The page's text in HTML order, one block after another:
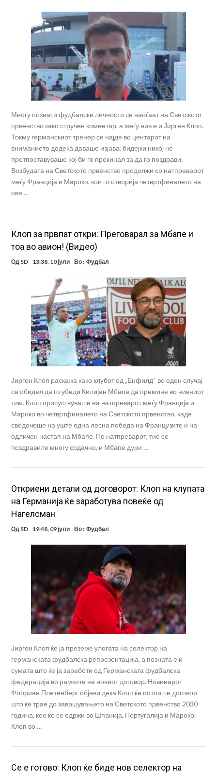
Многу познати фудбалски личности се наоѓаат на Светското
првенство како стручен коментар, а меѓу нив е и Јирген Клоп.
Токму германскиот тренер се најде во центарот на
вниманието додека даваше изјава, бидејќи никој не
претпоставуваше кој би го прекинал за да го поздрави.
Возбудата на Светското првенство продолжи со натпреварот
меѓу Франција и Мароко, кои го отворија четвртфиналето на
ова …
Клоп за првпат откри: Преговарал за Мбапе и
тоа во авион! (Видео)
Од SD 13:38, 10 јули Во : Фудбал
Јирген Клоп раскажа како клубот од „Енфилд“ во еден случај
се обидел да го убеди Килијан Мбапе да премине во нивниот
тим. Клоп присуствуваше на натпреварот меѓу Франција и
Мароко во четвртфиналето на Светското првенство, каде
сведочеше на уште една лесна победа на Французите и на
одличен настап на Мбапе. По натпреварот, тие се
поздравиле многу срдачно, и Мбапе дури …
Oткриени детали од договорот: Клоп на клупата
на Германија ќе заработува повеќе од
Нагелсман
Од SD 19:48, 09 јули Во : Фудбал
Јирген Клоп ќе ја преземе улогата на селектор на
германската фудбалска репрезентација, а позната е и
сумата што ќе ја заработи од Германската фудбалска
федерација во рамките на новиот договор. Новинарот
Флориан Плетенберг објави дека Клоп ќе потпише договор
што ќе трае до завршувањето на Светското првенство 2030
година, кое ќе се одржи во Шпанија, Португалија и Мароко.
Клоп во …
Се е готово: Клоп ќе биде нов селектор на